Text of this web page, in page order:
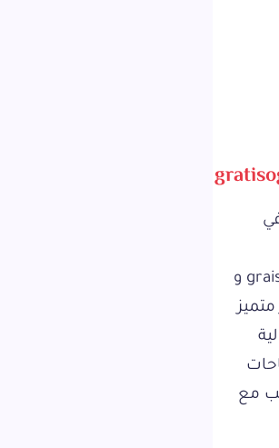
graiscigraphy.com و
مع